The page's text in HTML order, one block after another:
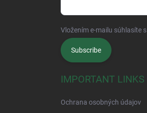
Vložením e-mailu súhlasíte s
Subscribe
IMPORTANT LINKS
Ochrana osobných údajov